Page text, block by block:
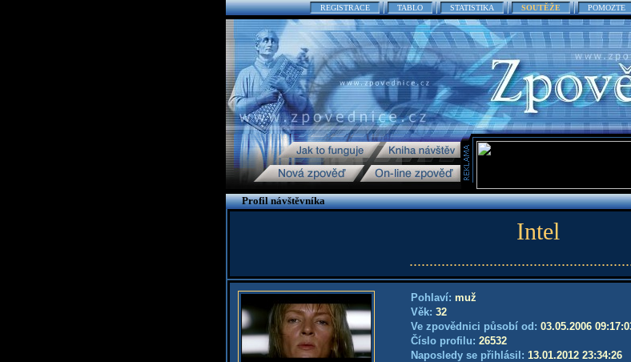
REGISTRACE TABLO STATISTIKA SOUTĚŽE POMOZTE
Profil návštěvníka
Intel
Pohlaví: muž
Věk: 32
Ve zpovědnici působí od: 03.05.2006
Číslo profilu: 26532
Naposledy se přihlásil: 13.01.2012 23:34:26